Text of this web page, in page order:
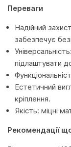
Переваги
Надійний
забезпечує
підлаштувати
Естетичний
кріплення.
Якість: міцні
Рекомендації